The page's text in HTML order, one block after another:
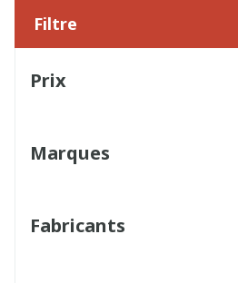
Filtre
Prix
Marques
Fabricants